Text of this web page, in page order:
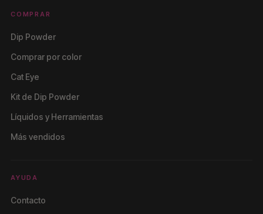
COMPRAR
Dip Powder
Comprar por color
Cat Eye
Kit de Dip Powder
Líquidos y Herramientas
Más vendidos
AYUDA
Contacto